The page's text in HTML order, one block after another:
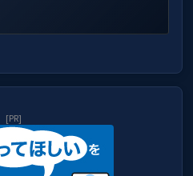
[PR]